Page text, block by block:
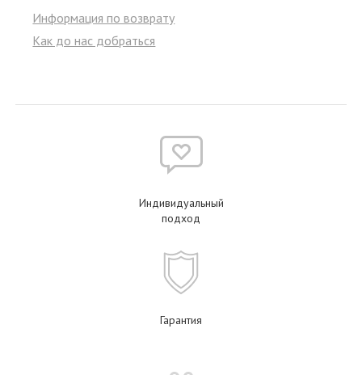
Информация по возврату
Как до нас добраться
Индивидуальный
подход
Гарантия